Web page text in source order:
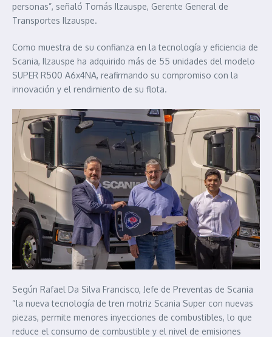
personas”, señaló Tomás Ilzauspe, Gerente General de
Transportes Ilzauspe.
Como muestra de su confianza en la tecnología y eficiencia de
Scania, Ilzauspe ha adquirido más de 55 unidades del modelo
SUPER R500 A6x4NA, reafirmando su compromiso con la
innovación y el rendimiento de su flota.
Según Rafael Da Silva Francisco, Jefe de Preventas de Scania
“la nueva tecnología de tren motriz Scania Super con nuevas
piezas, permite menores inyecciones de combustibles, lo que
reduce el consumo de combustible y el nivel de emisiones